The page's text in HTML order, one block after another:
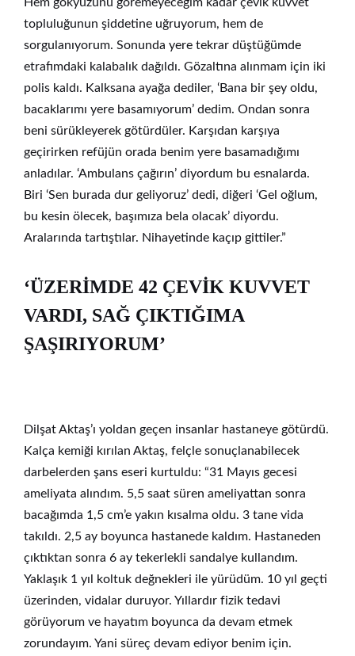
topluluğunun şiddetine uğruyorum, hem de
sorgulanıyorum. Sonunda yere tekrar düştüğümde
etrafımdaki kalabalık dağıldı. Gözaltına alınmam için iki
polis kaldı. Kalksana ayağa dediler, ‘Bana bir şey oldu,
bacaklarımı yere basamıyorum’ dedim. Ondan sonra
beni sürükleyerek götürdüler. Karşıdan karşıya
geçirirken refüjün orada benim yere basamadığımı
anladılar. ‘Ambulans çağırın’ diyordum bu esnalarda.
Biri ‘Sen burada dur geliyoruz’ dedi, diğeri ‘Gel oğlum,
bu kesin ölecek, başımıza bela olacak’ diyordu.
Aralarında tartıştılar. Nihayetinde kaçıp gittiler.”
‘ÜZERİMDE 42 ÇEVİK KUVVET
VARDI, SAĞ ÇIKTIĞIMA
ŞAŞIRIYORUM’
Dilşat Aktaş’ı yoldan geçen insanlar hastaneye götürdü.
Kalça kemiği kırılan Aktaş, felçle sonuçlanabilecek
darbelerden şans eseri kurtuldu: “31 Mayıs gecesi
ameliyata alındım. 5,5 saat süren ameliyattan sonra
bacağımda 1,5 cm’e yakın kısalma oldu. 3 tane vida
takıldı. 2,5 ay boyunca hastanede kaldım. Hastaneden
çıktıktan sonra 6 ay tekerlekli sandalye kullandım.
Yaklaşık 1 yıl koltuk değnekleri ile yürüdüm. 10 yıl geçti
üzerinden, vidalar duruyor. Yıllardır fizik tedavi
görüyorum ve hayatım boyunca da devam etmek
zorundayım. Yani süreç devam ediyor benim için.